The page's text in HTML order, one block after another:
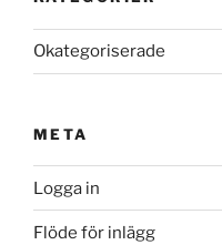
Okategoriserade
META
Logga in
Flöde för inlägg